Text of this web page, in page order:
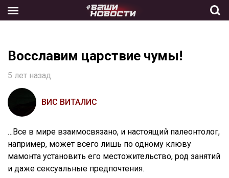
the
Восславим царствие чумы!
5 лет назад
ВИС ВИТАЛИС
…Все в мире взаимосвязано, и настоящий палеонтолог,
например, может всего лишь по одному клюву
мамонта установить его местожительство, род занятий
и даже сексуальные предпочтения.